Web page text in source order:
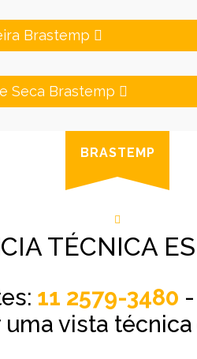
Brastemp
Seca Brastemp
BRASTEMP
TÉCNICA
11 2579-3480 -
uma vista